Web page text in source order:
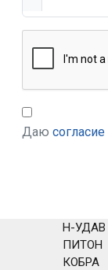
Даю согласие
Н-УДАВ
ПИТОН
КОБРА